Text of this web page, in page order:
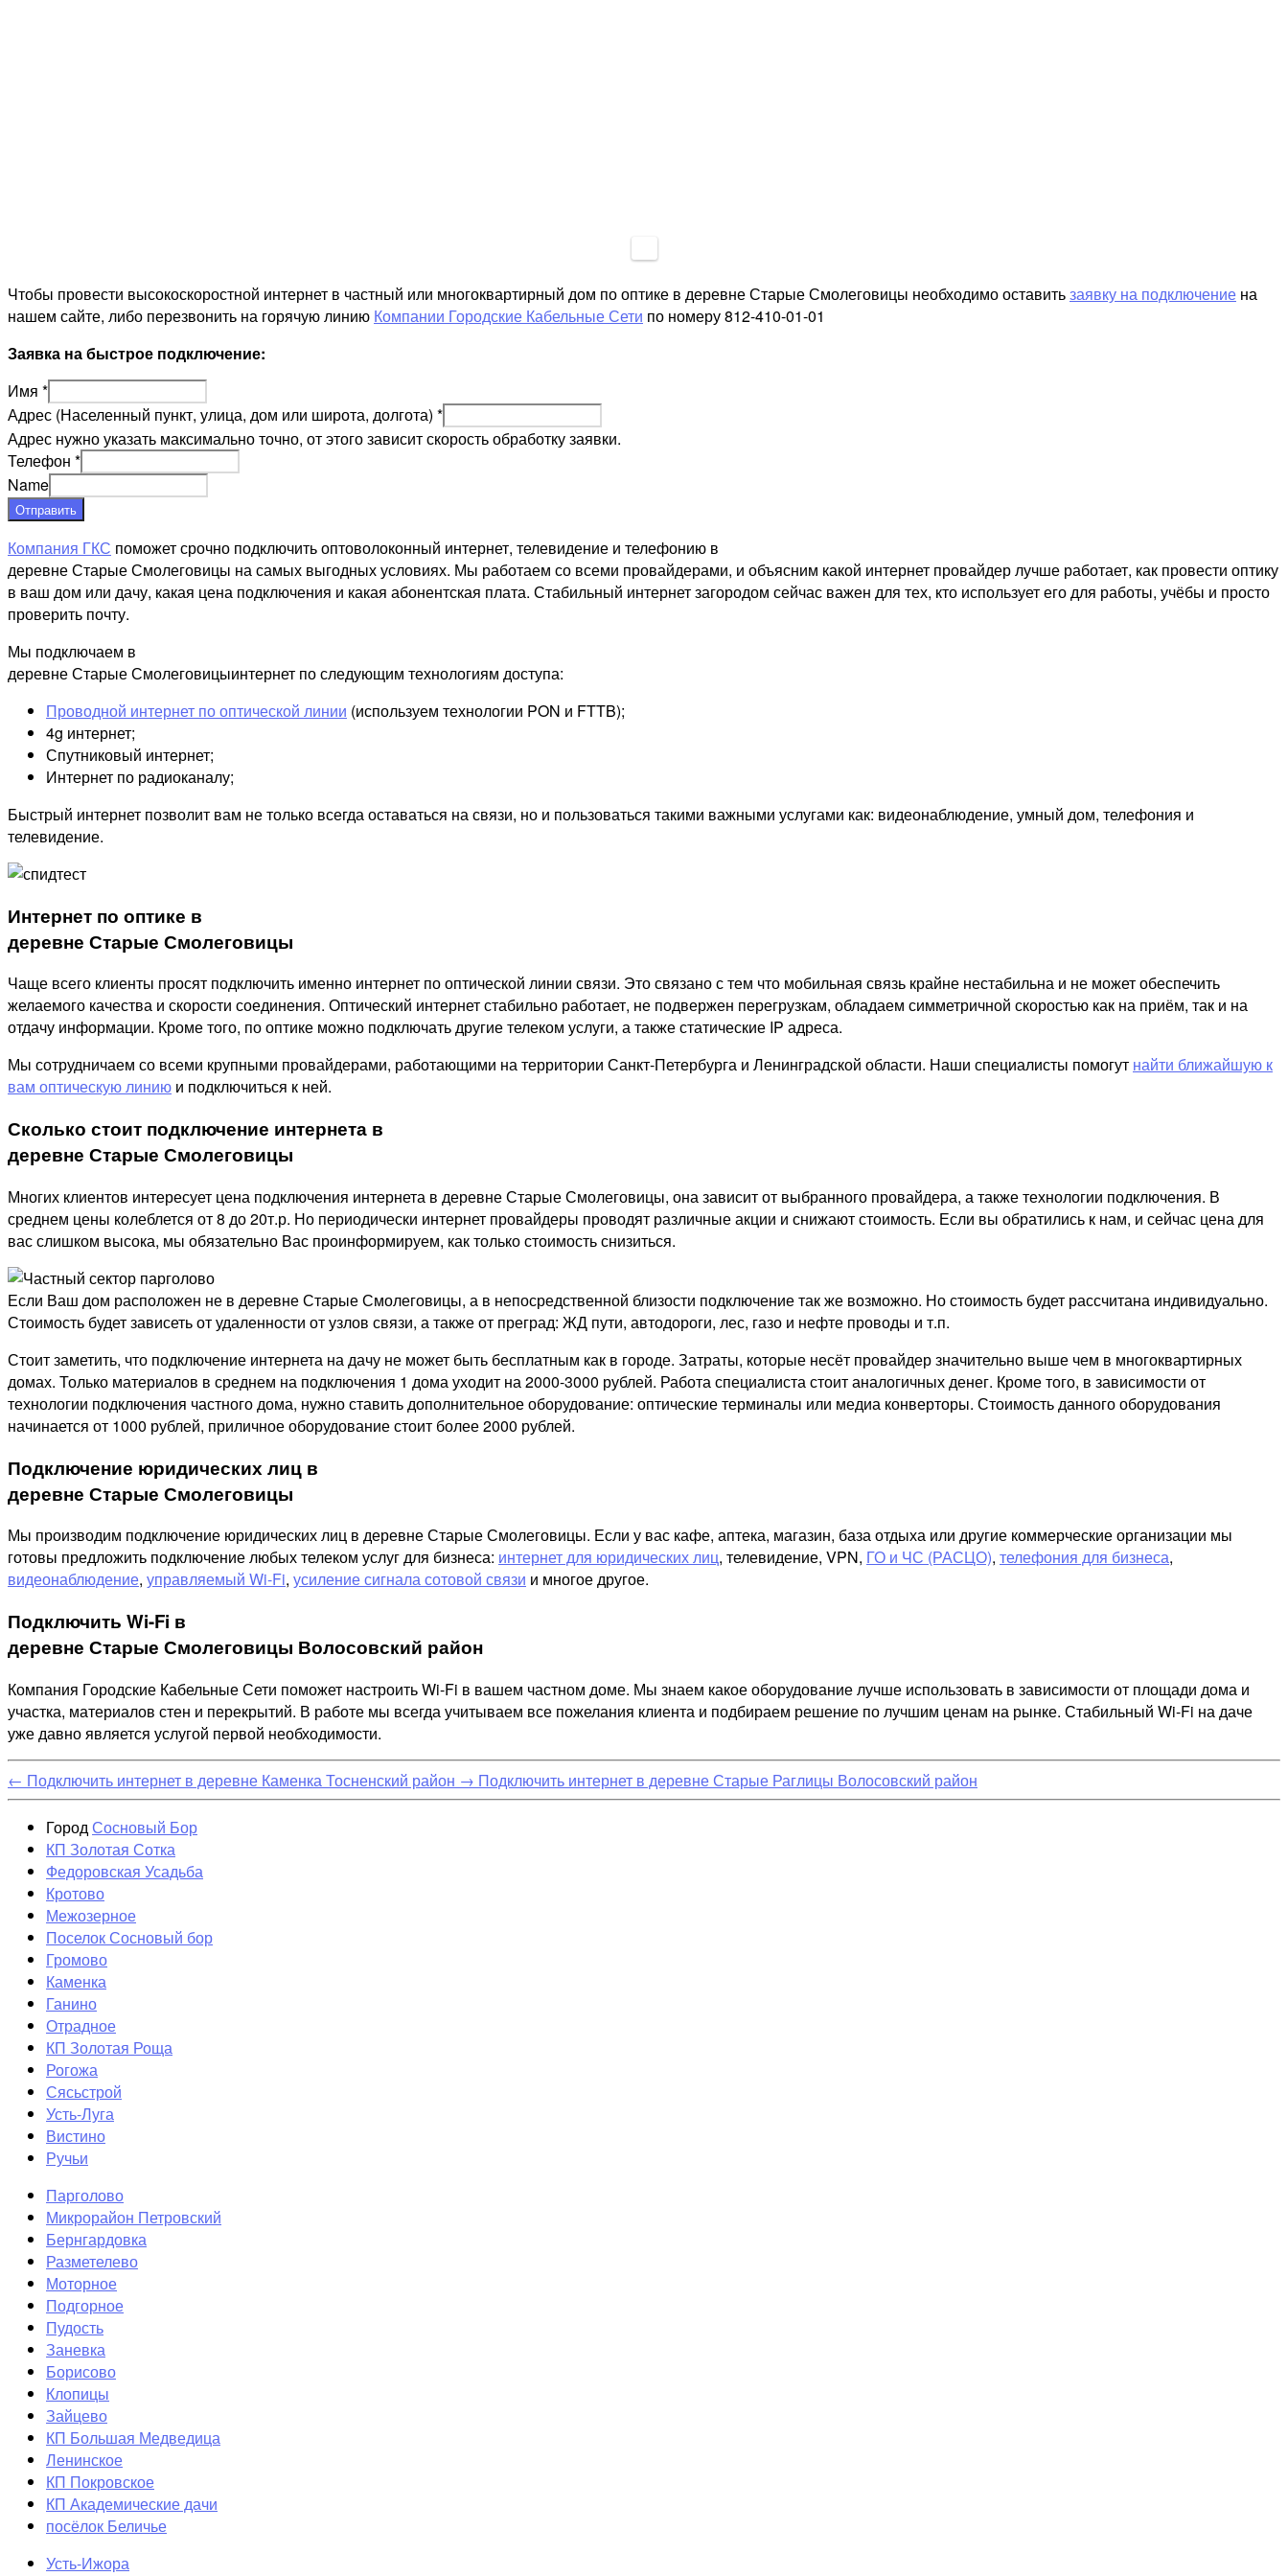
Чтобы провести высокоскоростной интернет в частный или многоквартирный дом по оптике в деревне Старые Смолеговицы необходимо оставитьзаявку на подключение на
нашем сайте, либо перезвонить на горячую линию Компании Городские Кабельные Сети по номеру 812-410-01-01
Заявка на быстрое подключение:
Имя *
Адрес (Населенный пункт, улица, дом или широта, долгота) *
Адрес нужно указать максимально точно, от этого зависит скорость обработку заявки.
Телефон *
Name
Отправить
Компания ГКС поможет срочно подключить оптоволоконный интернет, телевидение и телефонию в
деревне Старые Смолеговицы на самых выгодных условиях. Мы работаем со всеми провайдерами, и объясним какой интернет провайдер лучше работает, как провести оптику
в ваш дом или дачу, какая цена подключения и какая абонентская плата. Стабильный интернет загородом сейчас важен для тех, кто использует его для работы, учёбы и просто
проверить почту.
Мы подключаем в
деревне Старые Смолеговицыинтернет по следующим технологиям доступа:
Проводной интернет по оптической линии (используем технологии PON и FTTB);
4g интернет;
Спутниковый интернет;
Интернет по радиоканалу;
Быстрый интернет позволит вам не только всегда оставаться на связи, но и пользоваться такими важными услугами как: видеонаблюдение, умный дом, телефония и
телевидение.
Интернет по оптике в
деревне Старые Смолеговицы
Чаще всего клиенты просят подключить именно интернет по оптической линии связи. Это связано с тем что мобильная связь крайне нестабильна и не может обеспечить
желаемого качества и скорости соединения. Оптический интернет стабильно работает, не подвержен перегрузкам, обладаем симметричной скоростью как на приём, так и на
отдачу информации. Кроме того, по оптике можно подключать другие телеком услуги, а также статические IP адреса.
Мы сотрудничаем со всеми крупными провайдерами, работающими на территории Санкт-Петербурга и Ленинградской области. Наши специалисты помогут найти ближайшую к
вам оптическую линию и подключиться к ней.
Сколько стоит подключение интернета в
деревне Старые Смолеговицы
Многих клиентов интересует цена подключения интернета в деревне Старые Смолеговицы, она зависит от выбранного провайдера, а также технологии подключения. В
среднем цены колеблется от 8 до 20т.р. Но периодически интернет провайдеры проводят различные акции и снижают стоимость. Если вы обратились к нам, и сейчас цена для
вас слишком высока, мы обязательно Вас проинформируем, как только стоимость снизиться.
Если Ваш дом расположен не в деревне Старые Смолеговицы, а в непосредственной близости подключение так же возможно. Но стоимость будет рассчитана индивидуально.
Стоимость будет зависеть от удаленности от узлов связи, а также от преград: ЖД пути, автодороги, лес, газо и нефте проводы и т.п.
Стоит заметить, что подключение интернета на дачу не может быть бесплатным как в городе. Затраты, которые несёт провайдер значительно выше чем в многоквартирных
домах. Только материалов в среднем на подключения 1 дома уходит на 2000-3000 рублей. Работа специалиста стоит аналогичных денег. Кроме того, в зависимости от
технологии подключения частного дома, нужно ставить дополнительное оборудование: оптические терминалы или медиа конверторы. Стоимость данного оборудования
начинается от 1000 рублей, приличное оборудование стоит более 2000 рублей.
Подключение юридических лиц в
деревне Старые Смолеговицы
Мы производим подключение юридических лиц в деревне Старые Смолеговицы. Если у вас кафе, аптека, магазин, база отдыха или другие коммерческие организации мы
готовы предложить подключение любых телеком услуг для бизнеса: интернет для юридических лиц, телевидение, VPN, ГО и ЧС (РАСЦО), телефония для бизнеса,
видеонаблюдение, управляемый Wi-Fi, усиление сигнала сотовой связи и многое другое.
Подключить Wi-Fi в
деревне Старые Смолеговицы Волосовский район
Компания Городские Кабельные Сети поможет настроить Wi-Fi в вашем частном доме. Мы знаем какое оборудование лучше использовать в зависимости от площади дома и
участка, материалов стен и перекрытий. В работе мы всегда учитываем все пожелания клиента и подбираем решение по лучшим ценам на рынке. Стабильный Wi-Fi на даче
уже давно является услугой первой необходимости.
← Подключить интернет в деревне Каменка Тосненский район → Подключить интернет в деревне Старые Раглицы Волосовский район
ГородСосновый Бор
КП Золотая Сотка
Федоровская Усадьба
Кротово
Межозерное
Поселок Сосновый бор
Громово
Каменка
Ганино
Отрадное
КП Золотая Роща
Рогожа
Сясьстрой
Усть-Луга
Вистино
Ручьи
Парголово
Микрорайон Петровский
Бернгардовка
Разметелево
Моторное
Подгорное
Пудость
Заневка
Борисово
Клопицы
Зайцево
КП Большая Медведица
Ленинское
КП Покровское
КП Академические дачи
посёлок Беличье
Усть-Ижора